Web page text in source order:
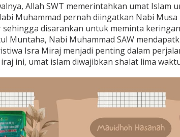
Allah SWT memerintahkan umat Islam
Muhammad pernah diingatkan Nabi Musa
disarankan untuk meminta
Muntaha, Nabi Muhammad SAW
Isra Miraj menjadi penting dalam
ini, umat islam diwajibkan shalat lima